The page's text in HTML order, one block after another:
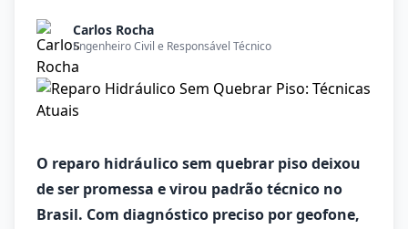
Carlos Rocha
Engenheiro Civil e Responsável Técnico
O reparo hidráulico sem quebrar piso deixou
de ser promessa e virou padrão técnico no
Brasil. Com diagnóstico preciso por geofone,